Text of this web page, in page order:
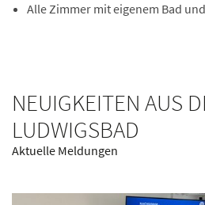
Alle Zimmer mit eigenem Bad
NEUIGKEITEN AUS
LUDWIGSBAD
Aktuelle Meldungen